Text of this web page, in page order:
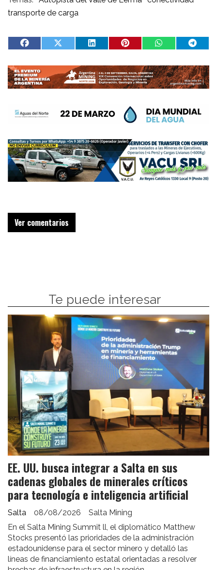
transporte de carga
Ver comentarios
Te puede interesar
EE. UU. busca integrar a Salta en sus
cadenas globales de minerales críticos
para tecnología e inteligencia artificial
Salta Mining
Salta
08/08/2026
En el Salta Mining Summit ll, el diplomático Matthew
Stocks presentó las prioridades de la administración
estadounidense para el sector minero y detalló las
líneas de financiamiento estatal orientadas a resolver